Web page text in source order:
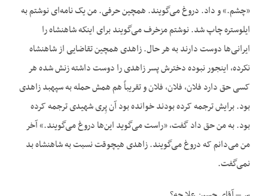
«چشم.» و داد. دروغ می‌گویند. همچین حرفی. من یک نامه‌ای نوشتم به
ایلوستره چاپ شد. نوشتم مزخرف می‌گویند برای اینکه شاهنشاه را
ایرانی‌ها دوست دارند به هر حال. زاهدی همچین تقاضایی از شاهنشاه
نکرده، اینجور نبوده دخترش پسر زاهدی را دوست داشته زنش شده هر
کسی حق دارد فلان، فلان، فلان و تقریباً هم همش حمله به سپهبد زاهدی
بود. برایش ترجمه کرده بودند خوانده بود آن پِری شهیدی ترجمه کرده
بود. به من حق داد گفت، «راست می‌گوید این‌ها دروغ می‌گویند.» آخر
من می‌دانم که دروغ می‌گویند. زاهدی هیچوقت نسبت به شاهنشاه بد
نمی‌گفت.